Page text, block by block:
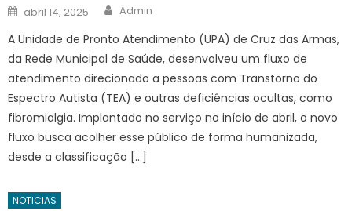
Posted
on
abril 14, 2025 Author
Admin
A Unidade de Pronto Atendimento (UPA) de Cruz das Armas,
da Rede Municipal de Saúde, desenvolveu um fluxo de
atendimento direcionado a pessoas com Transtorno do
Espectro Autista (TEA) e outras deficiências ocultas, como
fibromialgia. Implantado no serviço no início de abril, o novo
fluxo busca acolher esse público de forma humanizada,
desde a classificação […]
NOTICIAS